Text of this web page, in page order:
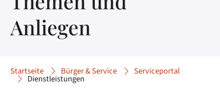
Anliegen
Startseite Bürger & Service Serviceportal
Dienstleistungen